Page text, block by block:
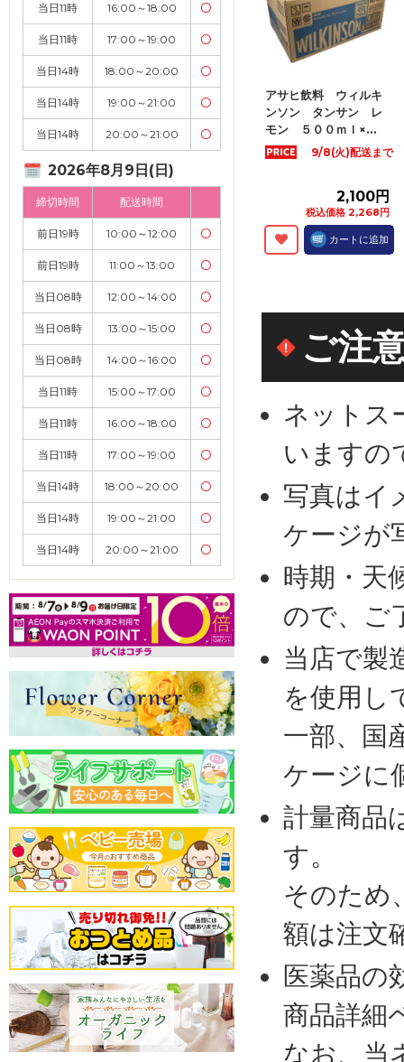
当日11時 16:00～18:00 〇
当日11時 17:00～19:00 〇
当日14時 18:00～20:00 〇
当日14時 19:00～21:00 〇
当日14時 20:00～21:00 〇
2026年8月9日(日)
締切時間 配送時間
前日19時 10:00～12:00 〇
前日19時 11:00～13:00 〇
当日08時 12:00～14:00 〇
当日08時 13:00～15:00 〇
当日08時 14:00～16:00 〇
当日11時 15:00～17:00 〇
当日11時 16:00～18:00 〇
当日11時 17:00～19:00 〇
当日14時 18:00～20:00 〇
当日14時 19:00～21:00 〇
当日14時 20:00～21:00 〇
アサヒ飲料 ウィルキ
ンソン タンサン レ
モン ５００ｍｌ×...
9/8(火)配送まで
2,100円
税込価格 2,268円
カートに追加
ご注
ネットス
いますの
写真はイ
ケージが
時期・天
ので、ご
当店で製
を使用し
一部、国
ケージに
計量商品
す。
そのため
額は注文
医薬品の
商品詳細
なお、当